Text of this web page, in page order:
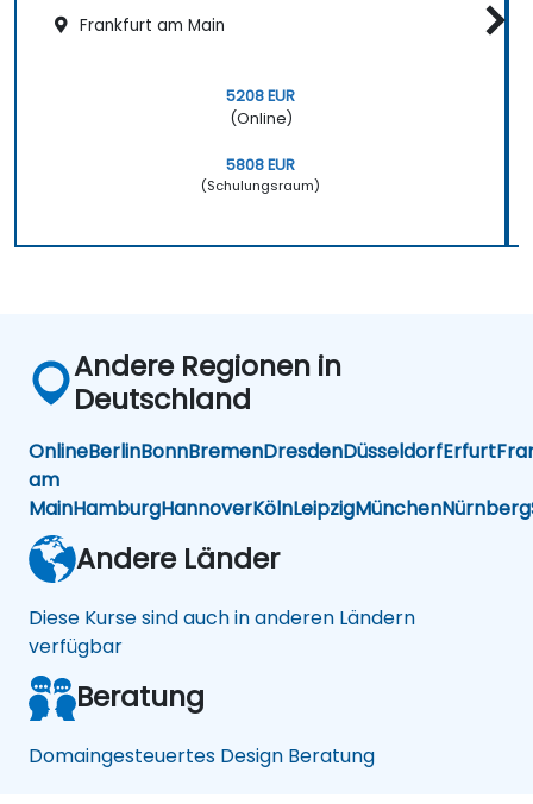
Frankfurt am Main
5208 EUR
(Online)
5808 EUR
(Schulungsraum)
Andere Regionen in
Deutschland
OnlineBerlinBonnBremenDresdenDüsseldorfErfurt
am
MainHamburgHannoverKölnLeipzigMünchenNürnberg
Andere Länder
Diese Kurse sind auch in anderen Ländern
verfügbar
Beratung
Domaingesteuertes Design Beratung